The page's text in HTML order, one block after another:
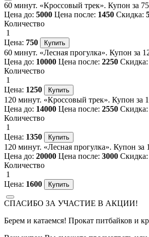
60 минут. «Кроссовый трек». Купон за
Цена до: 5000 Цена после: 1450 Скидка:
Количество
1
Цена: 750
60 минут. «Лесная прогулка». Купон за
Цена до: 10000 Цена после: 2250 Скидка:
Количество
1
Цена: 1250
120 минут. «Кроссовый трек». Купон за
Цена до: 14000 Цена после: 2550 Скидка:
Количество
1
Цена: 1350
120 минут. «Лесная прогулка». Купон за
Цена до: 20000 Цена после: 3000 Скидка:
Количество
1
Цена: 1600
СПАСИБО ЗА УЧАСТИЕ В АКЦИИ!
Берем и катаемся! Прокат питбайков и